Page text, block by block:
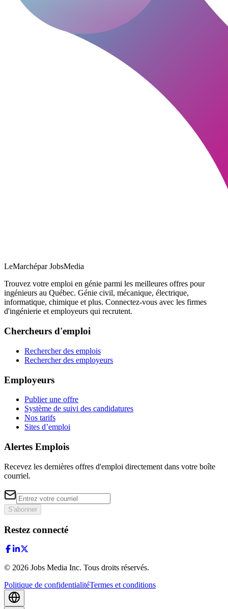
LeMarchépar JobsMedia
Trouvez votre emploi en génie parmi les meilleures offres pour
ingénieurs au Québec. Génie civil, mécanique, électrique,
informatique, chimique et plus. Connectez-vous avec les firmes
d'ingénierie et employeurs qui recrutent.
Chercheurs d'emploi
Rechercher des emplois
Rechercher des employeurs
Employeurs
Publier une offre
Système de suivi des candidatures
Nos tarifs
Sites d’emploi
Alertes Emplois
Recevez les dernières offres d'emploi directement dans votre boîte
courriel.
S'abonner
Restez connecté
© 2026 Jobs Media Inc. Tous droits réservés.
Politique de confidentialitéTermes et conditions